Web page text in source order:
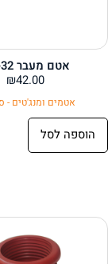
אטם מעבר 40-32
₪42.00
אטמים ומנג'טים -
הוספה לסל